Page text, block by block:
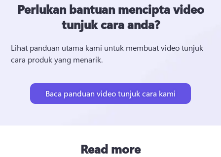
Perlukan bantuan mencipta video
tunjuk cara anda?
Lihat panduan utama kami untuk membuat video tunjuk
cara produk yang menarik.
Baca panduan video tunjuk cara kami
Read more